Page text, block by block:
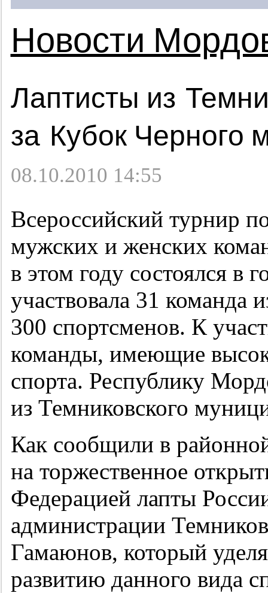
Новости
Лаптисты из
за Кубок Черного
08.10.2010 14:55
Всероссийский турнир
мужских и женских
в этом году состоялся в
участвовала 31 команда
300 спортсменов. К
команды, имеющие
спорта. Республику
из Темниковского
Как сообщили в
на торжественное
Федерацией лапты
администрации
Гамаюнов, который
развитию данного вида